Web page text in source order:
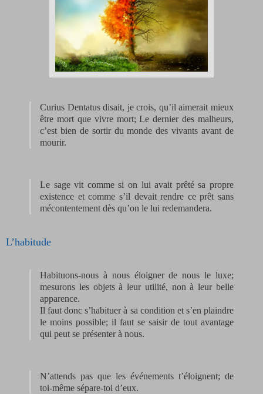
Curius Dentatus disait, je crois, qu’il aimerait mieux
être mort que vivre mort; Le dernier des malheurs,
c’est bien de sortir du monde des vivants avant de
mourir.
Le sage vit comme si on lui avait prêté sa propre
existence et comme s’il devait rendre ce prêt sans
mécontentement dès qu’on le lui redemandera.
L’habitude
Habituons-nous à nous éloigner de nous le luxe;
mesurons les objets à leur utilité, non à leur belle
apparence.
Il faut donc s’habituer à sa condition et s’en plaindre
le moins possible; il faut se saisir de tout avantage
qui peut se présenter à nous.
N’attends pas que les événements t’éloignent; de
toi-même sépare-toi d’eux.